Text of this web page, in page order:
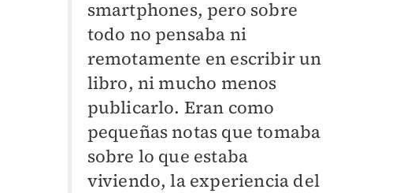
smartphones, pero sobre
todo no pensaba ni
remotamente en escribir un
libro, ni mucho menos
publicarlo. Eran como
pequeñas notas que tomaba
sobre lo que estaba
viviendo, la experiencia del